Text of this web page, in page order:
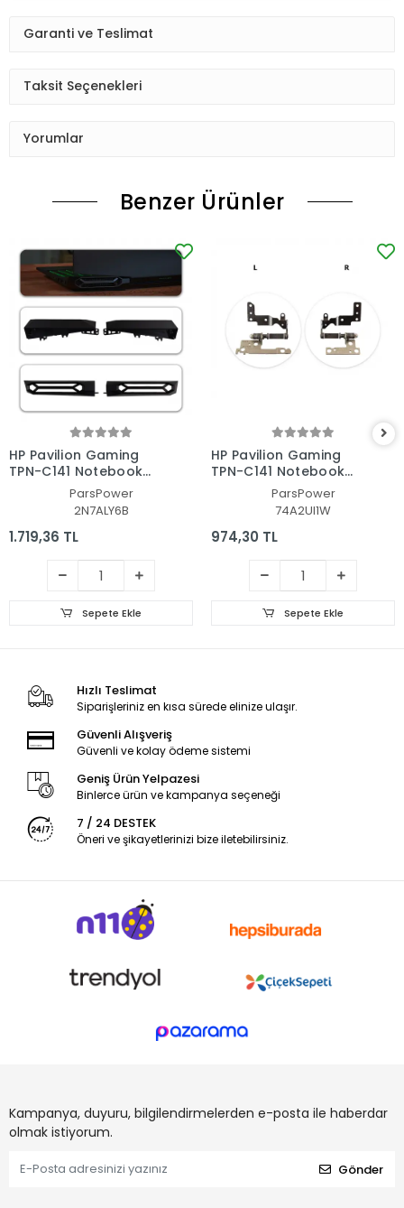
Garanti ve Teslimat
Taksit Seçenekleri
Yorumlar
Benzer Ürünler
HP Pavilion Gaming
TPN-C141 Notebook
Menteşe Kapağı Seti
ParsPower
2N7ALY6B
1.719,36 TL
Sepete Ekle
HP Pavilion Gaming
TPN-C141 Notebook
Menteşe SetiParsPower
74A2UI1W
974,30 TL
Sepete Ekle
Hızlı Teslimat
Siparişleriniz en kısa sürede elinize ulaşır.
Güvenli Alışveriş
Güvenli ve kolay ödeme sistemi
Geniş Ürün Yelpazesi
Binlerce ürün ve kampanya seçeneği
7 / 24 DESTEK
Öneri ve şikayetlerinizi bize iletebilirsiniz.
Kampanya, duyuru, bilgilendirmelerden e-posta ile haberdar
olmak istiyorum.
Gönder